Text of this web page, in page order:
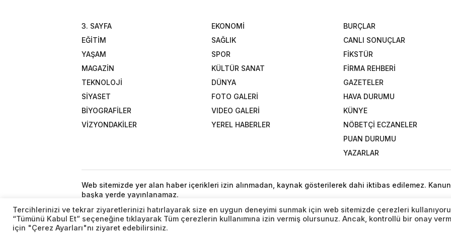
3. SAYFA
EKONOMİ
EĞİTİM
SAĞLIK
YAŞAM
SPOR
MAGAZİN
KÜLTÜR SANAT
TEKNOLOJİ
DÜNYA
SİYASET
FOTO GALERİ
BİYOGRAFİLER
VIDEO GALERİ
VİZYONDAKİLER
YEREL HABERLER
BURÇLAR
CANLI SONUÇLAR
FİKSTÜR
FİRMA REHBERİ
GAZETELER
HAVA DURUMU
KÜNYE
NÖBETÇİ ECZANELER
PUAN DURUMU
YAZARLAR
Web sitemizde yer alan haber içerikleri izin alınmadan, kaynak gösterilerek dahi iktibas edilemez.
başka yerde yayınlanamaz.
Tercihlerinizi ve tekrar ziyaretlerinizi hatırlayarak size en uygun deneyimi sunmak için web sitemizde çerezleri
“Tümünü Kabul Et” seçeneğine tıklayarak Tüm çerezlerin kullanımına izin vermiş olursunuz. Ancak, kontrollü bir onay
için "Çerez Ayarları"nı ziyaret edebilirsiniz.